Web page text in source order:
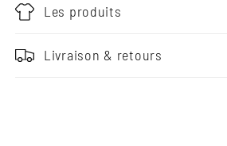
Les produits
Livraison & retours